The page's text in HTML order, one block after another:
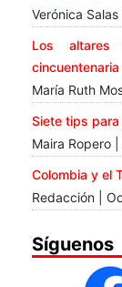
Verónica
Los altares
cincuentenaria
María Ruth
Siete tips
Maira Ropero
Colombia y el
Redacción |
Síguenos